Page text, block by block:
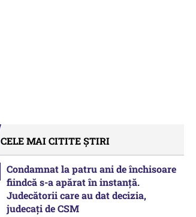
CELE MAI CITITE ȘTIRI
Condamnat la patru ani de închisoare
fiindcă s-a apărat în instanță.
Judecătorii care au dat decizia,
judecați de CSM